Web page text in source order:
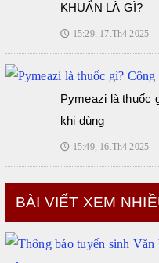
KHUẨN LÀ GÌ?
🕔 15:29, 17.Th4 2025
Pymeazi là thuốc
khi dùng
🕔 15:49, 16.Th4 2025
BÀI VIẾT XEM